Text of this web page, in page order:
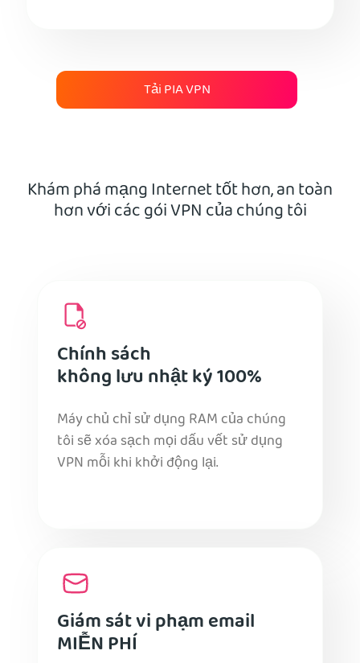
Tải PIA VPN
Khám phá mạng Internet tốt hơn, an toàn
hơn với các gói VPN của chúng tôi
Chính sách
không lưu nhật ký 100%
Máy chủ chỉ sử dụng RAM của chúng
tôi sẽ xóa sạch mọi dấu vết sử dụng
VPN mỗi khi khởi động lại.
Giám sát vi phạm email
MIỄN PHÍ